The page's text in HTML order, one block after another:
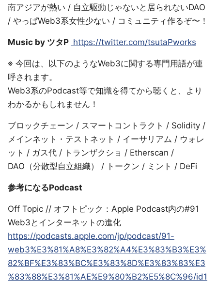
南アジアが熱い / 自立駆動じゃないと居られないDAO
/ やっぱWeb3系女性少ない / コミュニティ作るぞ〜！
Music by ツタP https://twitter.com/tsutaPworks
※ 今回は、以下のようなWeb3に関する専門用語が連
呼されます。
Web3系のPodcast等で知識を得てから聴くと、より
わかるかもしれません！
ブロックチェーン / スマートコントラクト / Solidity /
メインネット・テストネット / イーサリアム / ウォレ
ット / ガス代 / トランザクショ / Etherscan /
DAO（分散型自立組織） / トークン / ミント / DeFi
参考になるPodcast
Off Topic // オフトピック：Apple Podcast内の#91
Web3とインターネットの進化
https://podcasts.apple.com/jp/podcast/91-
web3%E3%81%A8%E3%82%A4%E3%83%B3%E3%
82%BF%E3%83%BC%E3%83%8D%E3%83%83%E3
%83%88%E3%81%AE%E9%80%B2%E5%8C%96/id1